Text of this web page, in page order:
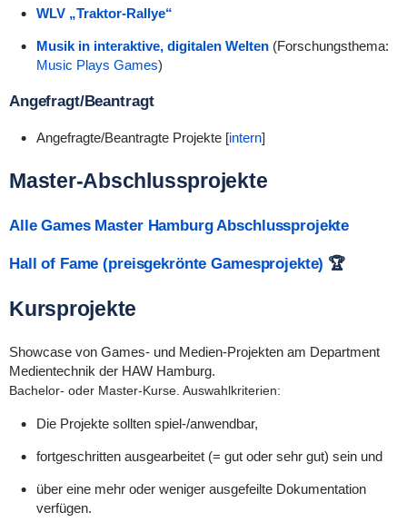
WLV „Traktor-Rallye“
Musik in interaktive, digitalen Welten(Forschungsthema:
Music Plays Games)
Angefragt/Beantragt
Angefragte/Beantragte Projekte [intern]
Master-Abschlussprojekte
Alle Games Master Hamburg Abschlussprojekte
Hall of Fame (preisgekrönte Gamesprojekte) 🏆
Kursprojekte
Showcase von Games- und Medien-Projekten am Department
Medientechnik der HAW Hamburg.
Bachelor- oder Master-Kurse. Auswahlkriterien:
Die Projekte sollten spiel-/anwendbar,
fortgeschritten ausgearbeitet (= gut oder sehr gut) sein und
über eine mehr oder weniger ausgefeilte Dokumentation
verfügen.